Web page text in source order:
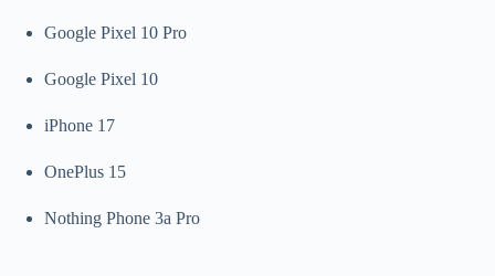
Google Pixel 10 Pro
Google Pixel 10
iPhone 17
OnePlus 15
Nothing Phone 3a Pro